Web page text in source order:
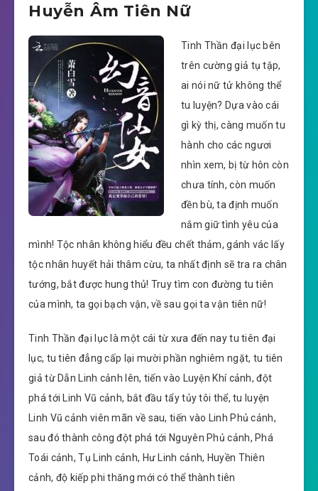
Huyễn Âm Tiên Nữ
Tinh Thần đại lục bên
trên cường giả tụ tập,
ai nói nữ tử không thể
tu luyện? Dựa vào cái
gì kỳ thị, càng muốn tu
hành cho các ngươi
nhìn xem, bị từ hôn còn
chưa tính, còn muốn
đền bù, ta định muốn
nắm giữ tình yêu của
mình! Tộc nhân không hiểu đều chết thảm, gánh vác lấy
tộc nhân huyết hải thâm cừu, ta nhất định sẽ tra ra chân
tướng, bắt được hung thủ! Truy tìm con đường tu tiên
của mình, ta gọi bạch vận, về sau gọi ta vận tiên nữ!
Tinh Thần đại lục là một cái từ xưa đến nay tu tiên đại
lục, tu tiên đẳng cấp lại mười phần nghiêm ngặt, tu tiên
giả từ Dẫn Linh cảnh lên, tiến vào Luyện Khí cảnh, đột
phá tới Linh Vũ cảnh, bắt đầu tẩy tủy tôi thể, tu luyện
Linh Vũ cảnh viên mãn về sau, tiến vào Linh Phủ cảnh,
sau đó thành công đột phá tới Nguyên Phủ cảnh, Phá
Toái cảnh, Tụ Linh cảnh, Hư Linh cảnh, Huyền Thiên
cảnh, độ kiếp phi thăng mới có thể thành tiên